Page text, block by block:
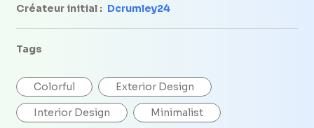
Créateur initial : Dcrumley24
Tags
Colorful Exterior Design
Interior Design Minimalist